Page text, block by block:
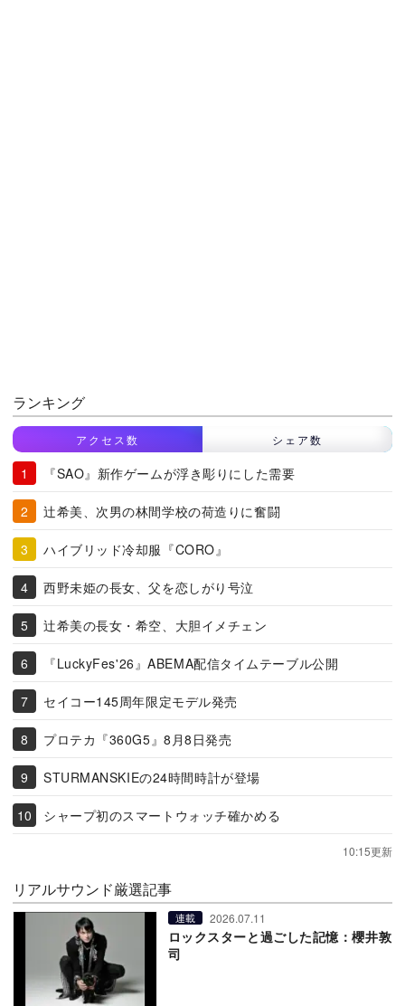
ランキング
アクセス数 シェア数
『SAO』新作ゲームが浮き彫りにした需要
辻希美、次男の林間学校の荷造りに奮闘
ハイブリッド冷却服『CORO』
西野未姫の長女、父を恋しがり号泣
辻希美の長女・希空、大胆イメチェン
『LuckyFes'26』ABEMA配信タイムテーブル公開
セイコー145周年限定モデル発売
プロテカ『360G5』8月8日発売
STURMANSKIEの24時間時計が登場
シャープ初のスマートウォッチ確かめる
10:15更新
リアルサウンド厳選記事
連載 2026.07.11
ロックスターと過ごした記憶：櫻井敦
司